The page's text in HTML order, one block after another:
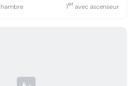
1eravec ascenseur